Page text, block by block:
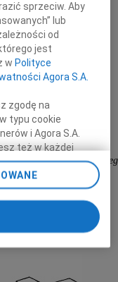
Taty
składają
Wydziału i pracownicy
Uniwersytetu
sprzeciw. Aby
lub
od
jest
w Polityce
Agora S.A.
zgodę na
typu cookie
i Agora S.A.
też w każdej
cookie,
Twoimi
poprzez
serwisu i
jest także za